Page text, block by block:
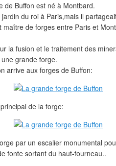
de Buffon est né à Montbard.
du roi à Paris,mais il
maître de forges entre Paris et
la fusion et le traitement des
grande forge.
arrive aux forges de Buffon:
de la forge:
par un escalier monumental
fonte sortant du haut-fourneau..